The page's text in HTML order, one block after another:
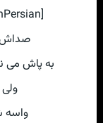
[Persian Music on ListenPersian] 🎤♚
صداش
به پاش
واسه